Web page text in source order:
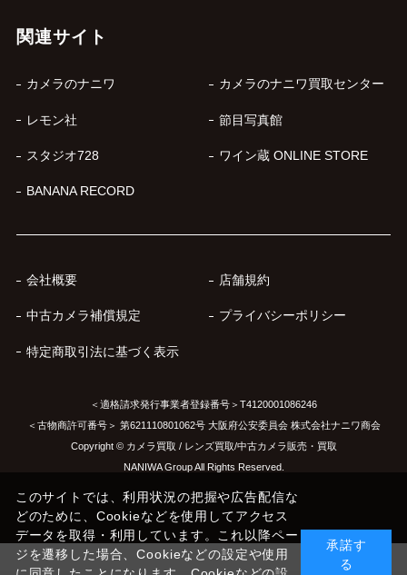
関連サイト
カメラのナニワ カメラのナニワ買取センター
レモン社 節目写真館
スタジオ728 ワイン蔵 ONLINE STORE
BANANA RECORD
会社概要 店舗規約
中古カメラ補償規定 プライバシーポリシー
特定商取引法に基づく表示
＜適格請求発行事業者登録番号＞T4120001086246
＜古物商許可番号＞ 第621110801062号 大阪府公安委員会 株式会社ナニワ商会
Copyright © カメラ買取 / レンズ買取/中古カメラ販売・買取
NANIWA Group All Rights Reserved.
このサイトでは、利用状況の把握や広告配信な
どのために、Cookieなどを使用してアクセス
データを取得・利用しています。これ以降ペー
ジを遷移した場合、Cookieなどの設定や使用
承諾す
る